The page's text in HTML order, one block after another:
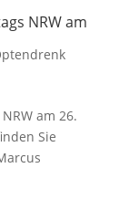
NRW am
am 26.
Sie